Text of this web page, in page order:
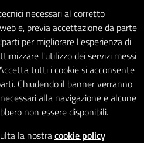
necessari al corretto
e, previa accettazione da parte
per migliorare l'esperienza di
l'utilizzo dei servizi messi
tutti i cookie si acconsente
Chiudendo il banner verranno
alla navigazione e alcune
non essere disponibili.
la nostracookie policy